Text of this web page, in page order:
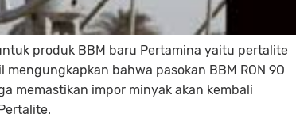
produk BBM baru Pertamina yaitu pertalite
bahwa pasokan BBM RON 9O
memastikan impor minyak akan kembali